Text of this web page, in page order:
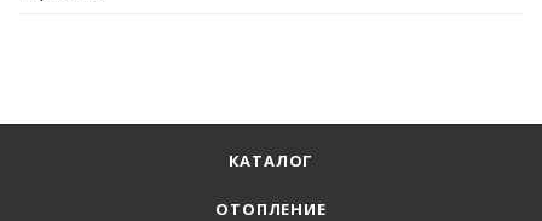
КАТАЛОГ
ОТОПЛЕНИЕ